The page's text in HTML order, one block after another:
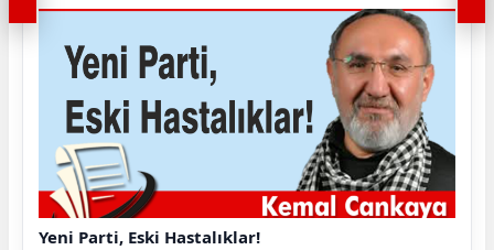
Yeni Parti, Eski Hastalıklar!